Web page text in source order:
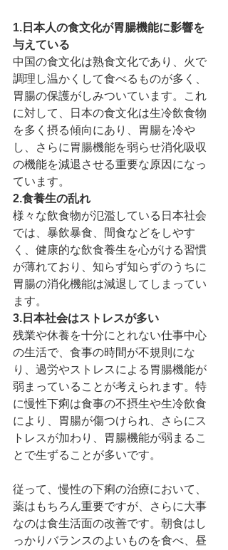
1.日本人の食文化が胃腸機能に影響を
与えている
中国の食文化は熟食文化であり、火で
調理し温かくして食べるものが多く、
胃腸の保護がしみついています。これ
に対して、日本の食文化は生冷飲食物
を多く摂る傾向にあり、胃腸を冷や
し、さらに胃腸機能を弱らせ消化吸収
の機能を減退させる重要な原因になっ
ています。
2.食養生の乱れ
様々な飲食物が氾濫している日本社会
では、暴飲暴食、間食などをしやす
く、健康的な飲食養生を心がける習慣
が薄れており、知らず知らずのうちに
胃腸の消化機能は減退してしまってい
ます。
3.日本社会はストレスが多い
残業や休養を十分にとれない仕事中心
の生活で、食事の時間が不規則にな
り、過労やストレスによる胃腸機能が
弱まっていることが考えられます。特
に慢性下痢は食事の不摂生や生冷飲食
により、胃腸が傷つけられ、さらにス
トレスが加わり、胃腸機能が弱まるこ
とで生ずることが多いです。
従って、慢性の下痢の治療において、
薬はもちろん重要ですが、さらに大事
なのは食生活面の改善です。朝食はし
っかりバランスのよいものを食べ、昼